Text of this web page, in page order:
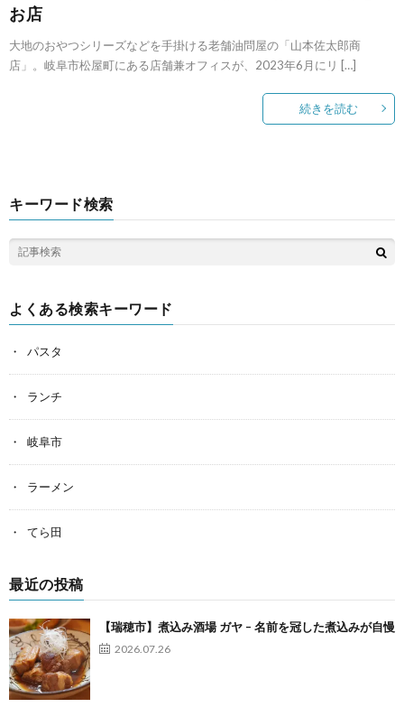
お店
大地のおやつシリーズなどを手掛ける老舗油問屋の「山本佐太郎商
店」。岐阜市松屋町にある店舗兼オフィスが、2023年6月にリ […]
続きを読む
キーワード検索
よくある検索キーワード
パスタ
ランチ
岐阜市
ラーメン
てら田
最近の投稿
【瑞穂市】煮込み酒場 ガヤ – 名前を冠した煮込みが自慢
2026.07.26